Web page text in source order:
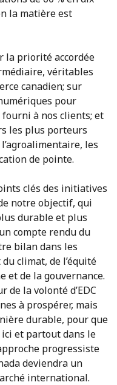
la matière est
la priorité accordée
véritables
canadien; sur
pour
à nos clients; et
les plus porteurs
les
de pointe.
clés des initiatives
notre objectif, qui
durable et plus
compte rendu du
bilan dans les
climat, de l’équité
et de la gouvernance.
de la volonté d’EDC
à prospérer, mais
durable, pour que
et partout dans le
progressiste
deviendra un
international.